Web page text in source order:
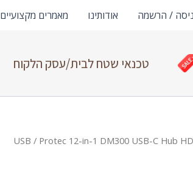
/ הרשמה אודותינו מאמרים מקצועיים
טכנאי שטח לבית/עסק הלקוח
/ Protec 12-in-1 DM300 USB-C Hub